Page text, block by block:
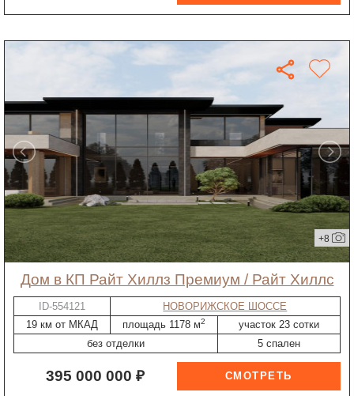
+8
дом в КП Райт Хиллз Премиум / Райт Хиллс
ID-554121
НОВОРИЖСКОЕ ШОССЕ
19 км от МКАД
площадь 1178 м2
участок 23 сотки
без отделки
5 спален
395 000 000 ₽